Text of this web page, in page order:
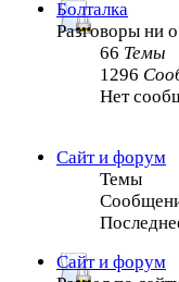
Болталка
Разговоры ни
66 Темы
1296
Нет
Сайт и форум
Темы
Сайт и форум